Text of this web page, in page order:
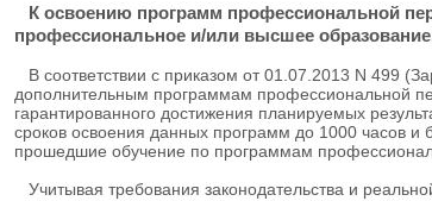
К освоению программ профессиональной
профессиональное и/или высшее
В соответствии с приказом от 01.07.2013 N 499
дополнительным программам профессиональной
гарантированного достижения планируемых
сроков освоения данных программ до 1000 часов и
прошедшие обучение по программам
Учитывая требования законодательства и